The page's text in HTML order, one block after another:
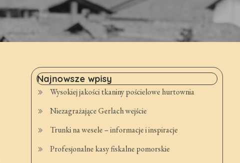
Najnowsze wpisy
Wysokiej jakości tkaniny pościelowe hurtownia
Niezagrażające Gerlach wejście
Trunki na wesele – informacje i inspiracje
Profesjonalne kasy fiskalne pomorskie